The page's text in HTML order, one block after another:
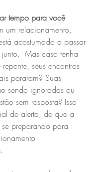
tempo para você
um relacionamento,
acostumado a passar
Mas caso tenha
seus encontros
pararam? Suas
sendo ignoradas ou
sem resposta? Isso
de alerta, de que a
preparando para